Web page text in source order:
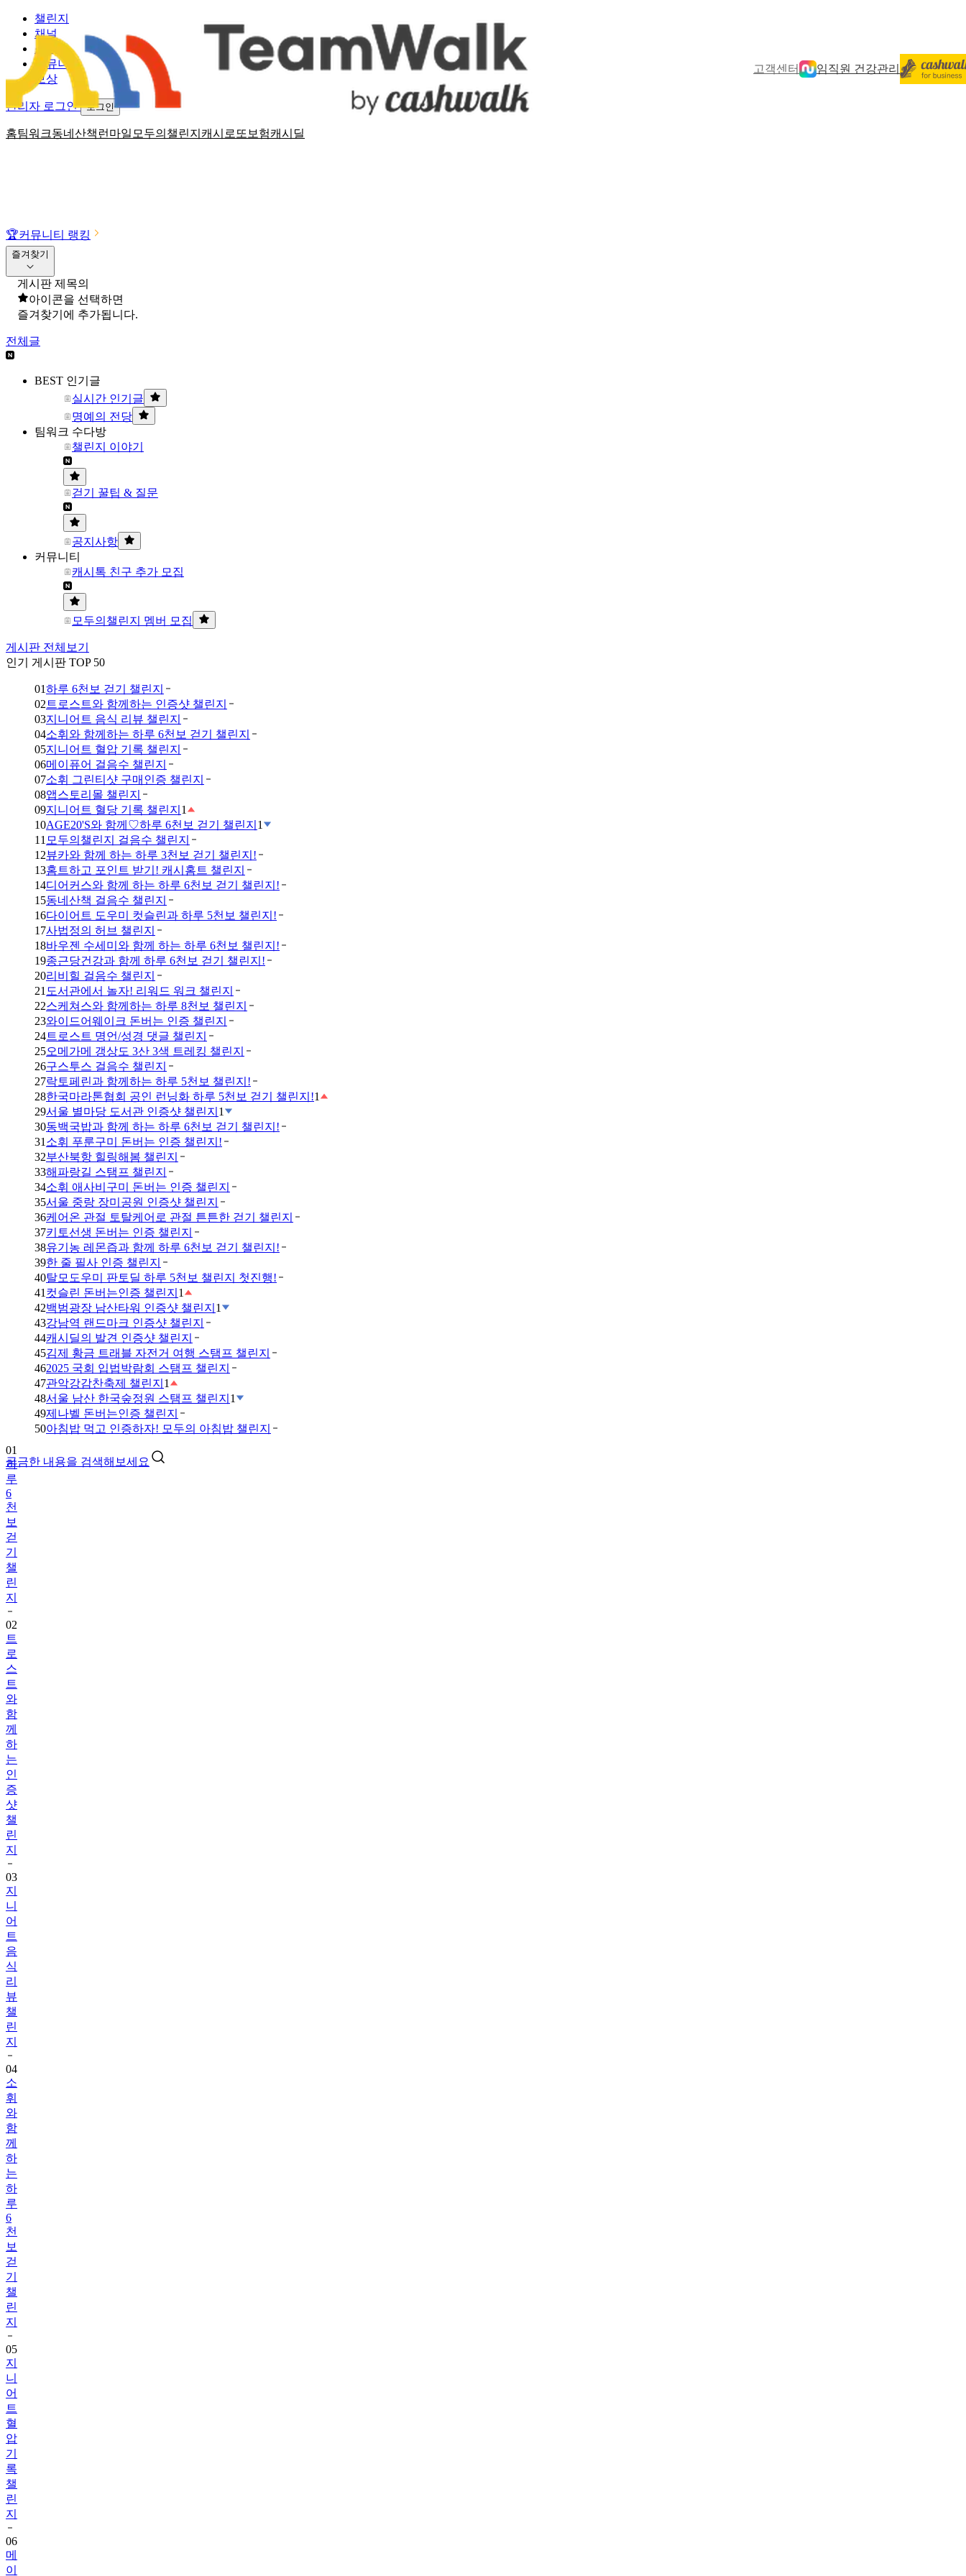
고객센터 임직원 건강관리
홈팀워크동네산책 런마일 모두의챌린지 캐시로또 보험캐시딜
챌린지
채널
소식
커뮤니티
보상
관리자 로그인 로그인
🏆커뮤니티 랭킹
즐겨찾기
게시판 제목의
아이콘을 선택하면
즐겨찾기에 추가됩니다.
전체글
BEST 인기글
실시간 인기글
명예의 전당
팀워크 수다방
챌린지 이야기
걷기 꿀팁 & 질문
공지사항
커뮤니티
캐시톡 친구 추가 모집
모두의챌린지 멤버 모집
게시판 전체보기
인기 게시판 TOP 50
01하루 6천보 걷기 챌린지
02 트로스트와 함께하는 인증샷 챌린지
03지니어트 음식 리뷰 챌린지
04소휘와 함께하는 하루 6천보 걷기 챌린지
05지니어트 혈압 기록 챌린지
06메이퓨어 걸음수 챌린지
07소휘 그린티샷 구매인증 챌린지
08앱스토리몰 챌린지
09지니어트 혈당 기록 챌린지 1
10AGE20'S와 함께♡하루 6천보 걷기 챌린지 1
11 모두의챌린지 걸음수 챌린지
12뷰카와 함께 하는 하루 3천보 걷기 챌린지!
13홈트하고 포인트 받기! 캐시홈트 챌린지
14디어커스와 함께 하는 하루 6천보 걷기 챌린지!
15동네산책 걸음수 챌린지
16다이어트 도우미 컷슬린과 하루 5천보 챌린지!
17사법정의 허브 챌린지
18바우젠 수세미와 함께 하는 하루 6천보 챌린지!
19종근당건강과 함께 하루 6천보 걷기 챌린지!
20리비힐 걸음수 챌린지
21 도서관에서 놀자! 리워드 워크 챌린지
22스케쳐스와 함께하는 하루 8천보 챌린지
23와이드어웨이크 돈버는 인증 챌린지
24트로스트 명언/성경 댓글 챌린지
25오메가메 갱상도 3산 3색 트레킹 챌린지
26구스투스 걸음수 챌린지
27락토페린과 함께하는 하루 5천보 챌린지!
28한국마라톤협회 공인 런닝화 하루 5천보 걷기 챌린지!1
29서울 별마당 도서관 인증샷 챌린지 1
30동백국밥과 함께 하는 하루 6천보 걷기 챌린지!
31 소휘 푸룬구미 돈버는 인증 챌린지!
32부산북항 힐링해봄 챌린지
33해파랑길 스탬프 챌린지
34소휘 애사비구미 돈버는 인증 챌린지
35서울 중랑 장미공원 인증샷 챌린지
36케어온 관절 토탈케어로 관절 튼튼한 걷기 챌린지
37키토선생 돈버는 인증 챌린지
38유기농 레몬즙과 함께 하루 6천보 걷기 챌린지!
39한 줄 필사 인증 챌린지
40탈모도우미 판토딜 하루 5천보 챌린지 첫진행!
41 컷슬린 돈버는인증 챌린지 1
42백범광장 남산타워 인증샷 챌린지 1
43강남역 랜드마크 인증샷 챌린지
44캐시딜의 발견 인증샷 챌린지
45김제 황금 트래블 자전거 여행 스탬프 챌린지
462025 국회 입법박람회 스탬프 챌린지
47관악강감찬축제 챌린지 1
48서울 남산 한국숲정원 스탬프 챌린지 1
49제나벨 돈버는인증 챌린지
50아침밥 먹고 인증하자! 모두의 아침밥 챌린지
궁금한 내용을 검색해보세요
루
6
천
보
걷
기
챌
린
지
02
트
로
스
트
와
함
께
하
는
인
증
샷
챌
린
지
03
지
니
어
트
음
식
리
뷰
챌
린
지
04
소
휘
와
함
께
하
는
하
루
6
천
보
걷
기
챌
린
지
05
지
니
어
트
혈
압
기
록
챌
린
지
06
메
이
퓨